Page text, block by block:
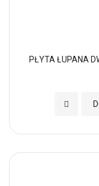
PŁYTA ŁUPANA
Dodaj do